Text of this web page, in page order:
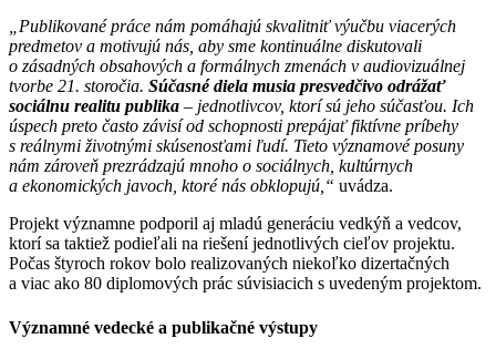
„Publikované práce nám pomáhajú skvalitniť výučbu viacerých
predmetov a motivujú nás, aby sme kontinuálne diskutovali
o zásadných obsahových a formálnych zmenách v audiovizuálnej
tvorbe 21. storočia. Súčasné diela musia presvedčivo odrážať
sociálnu realitu publika – jednotlivcov, ktorí sú jeho súčasťou. Ich
úspech preto často závisí od schopnosti prepájať fiktívne príbehy
s reálnymi životnými skúsenosťami ľudí. Tieto významové posuny
nám zároveň prezrádzajú mnoho o sociálnych, kultúrnych
a ekonomických javoch, ktoré nás obklopujú,“ uvádza.
Projekt významne podporil aj mladú generáciu vedkýň a vedcov,
ktorí sa taktiež podieľali na riešení jednotlivých cieľov projektu.
Počas štyroch rokov bolo realizovaných niekoľko dizertačných
a viac ako 80 diplomových prác súvisiacich s uvedeným projektom.
Významné vedecké a publikačné výstupy